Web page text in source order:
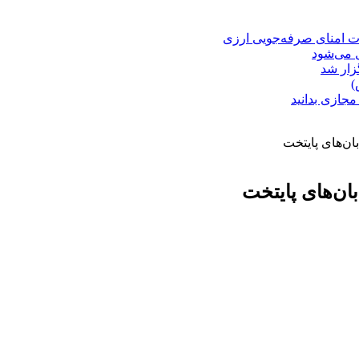
امنای صرفه‌جویی ارزی
می‌شود
شد
بدانید
پایتخت
پایتخت